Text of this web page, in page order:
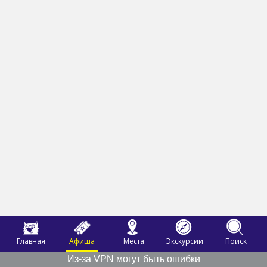
Главная Афиша Места Экскурсии
Поиск
Из-за VPN могут быть ошибки